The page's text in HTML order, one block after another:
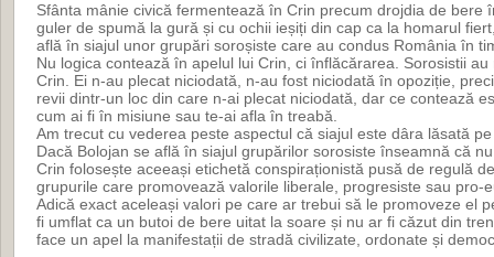
Sfânta mânie civică fermentează în Crin precum drojdia de bere
guler de spumă la gură și cu ochii ieșiți din cap ca la homarul
află în siajul unor grupări soroșiste care au condus România în
Nu logica contează în apelul lui Crin, ci înflăcărarea. Sorosistii
Crin. Ei n-au plecat niciodată, n-au fost niciodată în opoziție,
revii dintr-un loc din care n-ai plecat niciodată, dar ce contează
cum ai fi în misiune sau te-ai afla în treabă.
Am trecut cu vederea peste aspectul că siajul este dâra lăsată
Dacă Bolojan se află în siajul grupărilor sorosiste înseamnă că
Crin folosește aceeași etichetă conspiraționistă pusă de regulă
grupurile care promovează valorile liberale, progresiste sau pro-
Adică exact aceleași valori pe care ar trebui să le promoveze el
fi umflat ca un butoi de bere uitat la soare și nu ar fi căzut din
face un apel la manifestații de stradă civilizate, ordonate și